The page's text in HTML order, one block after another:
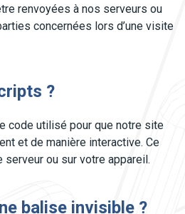
renvoyées à nos serveurs ou
concernées lors d’une visite
?
code utilisé pour que notre site
et de manière interactive. Ce
ou sur votre appareil.
balise invisible ?